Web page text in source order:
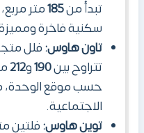
تبدأ من185متر
سكنية فاخرة
تاون هاوس:فلل
تتراوح بين190و212
حسب موقع الوحدة،
الاجتماعية.
توين هاوس:فلتين